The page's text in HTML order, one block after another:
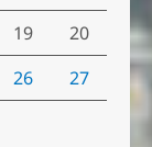
19
20
26
27